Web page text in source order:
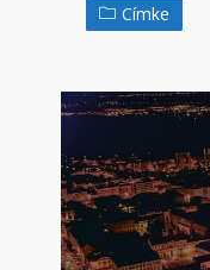
Címke